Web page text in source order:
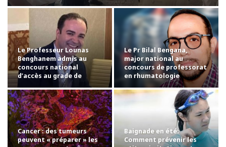
Le Professeur Lounas
Benghanem admis au
concours national
d’accès au grade de
Le Pr Bilal Bengana,
major national au
concours de professorat
en rhumatologie
Cancer : des tumeurs
peuvent « préparer » les
Baignade en été:
Comment prévenir les